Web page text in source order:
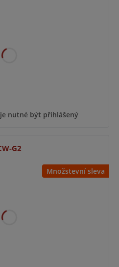
nutné být přihlášený
Množstevní sleva
G2